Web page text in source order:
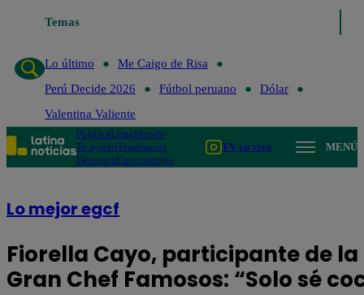
TemasLo último
Lo último
Me Caigo de Risa
Perú Decide 2026
Fútbol peruano
Dólar
Valentina Valiente
PolíticaLimaMundo
Te ayudoTendencias
DeportesEspectáculos
TV en vivo MENÚ
Lo mejor egcf
Fiorella Cayo, participante de
Gran Chef Famosos: “Solo sé